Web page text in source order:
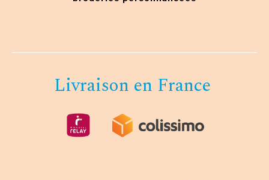
Livraison en France